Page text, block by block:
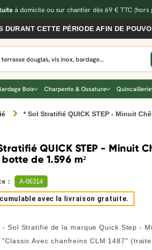
à domicile ou sur chantier dès 69 € TTC (hors
PÉRIODE AFIN DE POUVOIR
Bois Charpente & Ossature Quincaillerie
* Sol Stratifié QUICK STEP - Minuit
QUICK STEP - Minuit
de 1.596 m²
: A-06314
avec la livraison gratuite.
- Sol Stratifié de la marque Quick Step -
"Classic Avec chanfreins CLM 1487"